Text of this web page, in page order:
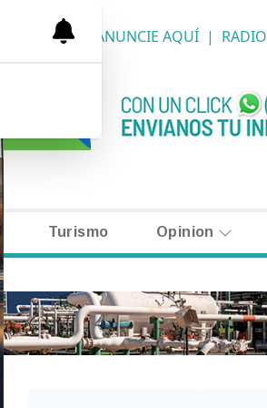
ANUNCIE AQUÍ | RADIO
Turismo Opinion